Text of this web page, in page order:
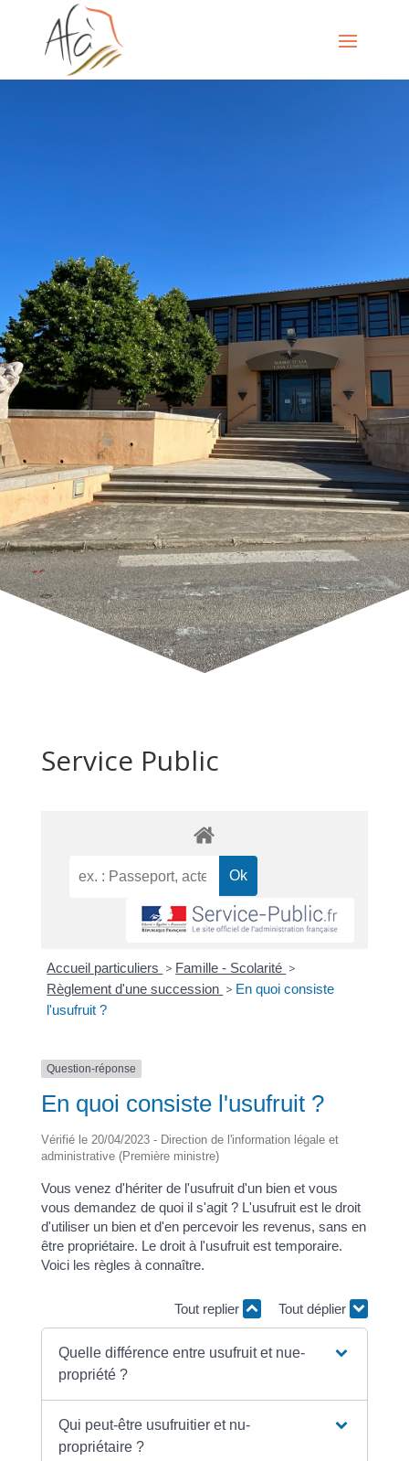
Service Public
Accueil particuliers > Famille - Scolarité >
Règlement d'une succession > En quoi consiste
l'usufruit ?
Question-réponse
En quoi consiste l'usufruit ?
Vérifié le 20/04/2023 - Direction de l'information légale et
administrative (Première ministre)
Vous venez d'hériter de l'usufruit d'un bien et vous
vous demandez de quoi il s'agit ? L'usufruit est le droit
d'utiliser un bien et d'en percevoir les revenus, sans en
être propriétaire. Le droit à l'usufruit est temporaire.
Voici les règles à connaître.
Tout replier Tout déplier
Quelle différence entre usufruit et nue-
propriété ?
Qui peut-être usufruitier et nu-
propriétaire ?